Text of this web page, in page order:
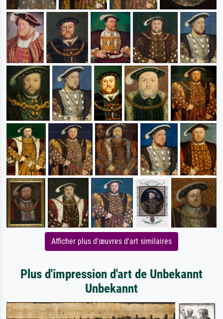
Afficher plus d'œuvres d'art similaires
Plus d'impression d'art de Unbekannt
Unbekannt